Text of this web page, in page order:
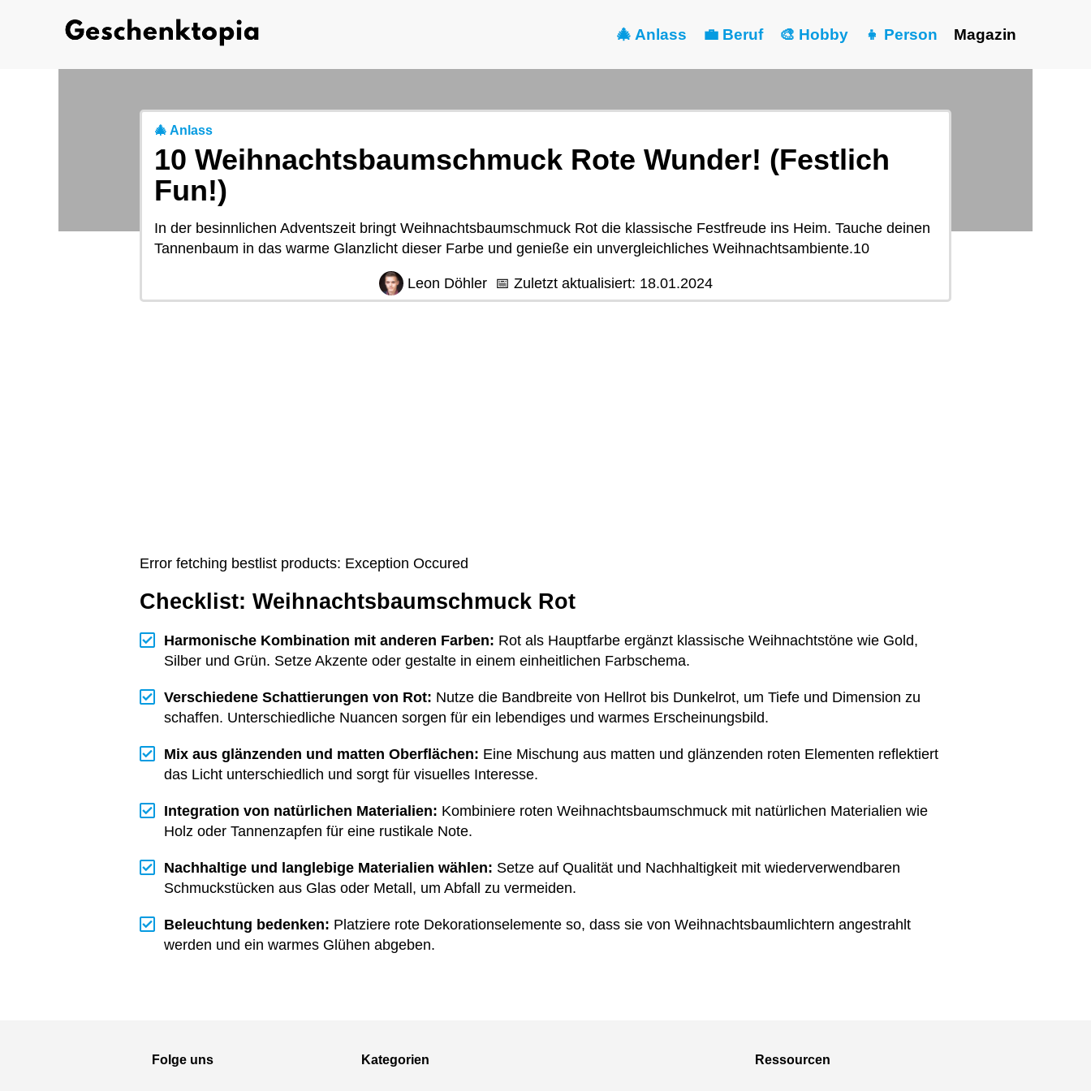
🎄 Anlass 💼 Beruf 🎨 Hobby 👧 Person Magazin
🎄 Anlass
10 Weihnachtsbaumschmuck Rote Wunder! (Festlich
Fun!)
In der besinnlichen Adventszeit bringt Weihnachtsbaumschmuck Rot die klassische Festfreude ins Heim. Tauche deinen
Tannenbaum in das warme Glanzlicht dieser Farbe und genieße ein unvergleichliches Weihnachtsambiente.10
Leon Döhler 📅 Zuletzt aktualisiert: 18.01.2024
Error fetching bestlist products: Exception Occured
Checklist: Weihnachtsbaumschmuck Rot
Harmonische Kombination mit anderen Farben: Rot als Hauptfarbe ergänzt klassische Weihnachtstöne wie Gold,
Silber und Grün. Setze Akzente oder gestalte in einem einheitlichen Farbschema.
Verschiedene Schattierungen von Rot: Nutze die Bandbreite von Hellrot bis Dunkelrot, um Tiefe und Dimension zu
schaffen. Unterschiedliche Nuancen sorgen für ein lebendiges und warmes Erscheinungsbild.
Mix aus glänzenden und matten Oberflächen: Eine Mischung aus matten und glänzenden roten Elementen reflektiert
das Licht unterschiedlich und sorgt für visuelles Interesse.
Integration von natürlichen Materialien: Kombiniere roten Weihnachtsbaumschmuck mit natürlichen Materialien wie
Holz oder Tannenzapfen für eine rustikale Note.
Nachhaltige und langlebige Materialien wählen: Setze auf Qualität und Nachhaltigkeit mit wiederverwendbaren
Schmuckstücken aus Glas oder Metall, um Abfall zu vermeiden.
Beleuchtung bedenken: Platziere rote Dekorationselemente so, dass sie von Weihnachtsbaumlichtern angestrahlt
werden und ein warmes Glühen abgeben.
Folge uns Kategorien Ressourcen